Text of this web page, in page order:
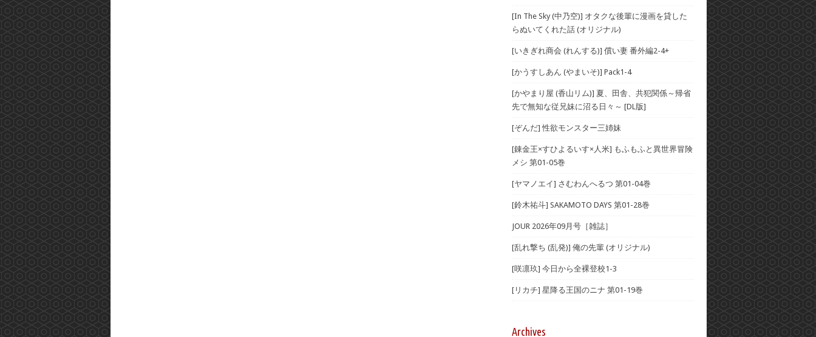
[In The Sky (中乃空)] オタクな後輩に漫画を貸した
らぬいてくれた話 (オリジナル)
[いきぎれ商会 (れんする)] 償い妻 番外編2-4+
[かうすしあん (やまいそ)] Pack1-4
[かやまり屋 (香山リム)] 夏、田舎、共犯関係～帰省
先で無知な従兄妹に沼る日々～ [DL版]
[ぞんだ] 性欲モンスター三姉妹
[錬金王×すひよるいす×人米] もふもふと異世界冒険
メシ 第01-05巻
[ヤマノエイ] さむわんへるつ 第01-04巻
[鈴木祐斗] SAKAMOTO DAYS 第01-28巻
JOUR 2026年09月号［雑誌］
[乱れ撃ち (乱発)] 俺の先輩 (オリジナル)
[咲凛玖] 今日から全裸登校1-3
[リカチ] 星降る王国のニナ 第01-19巻
Archives